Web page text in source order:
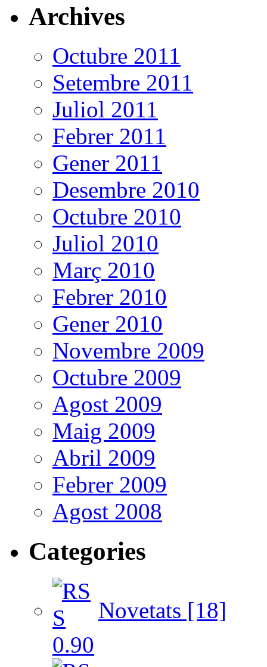
Archives
Octubre 2011
Setembre 2011
Juliol 2011
Febrer 2011
Gener 2011
Desembre 2010
Octubre 2010
Juliol 2010
Març 2010
Febrer 2010
Gener 2010
Novembre 2009
Octubre 2009
Agost 2009
Maig 2009
Abril 2009
Febrer 2009
Agost 2008
Categories
Novetats [18]